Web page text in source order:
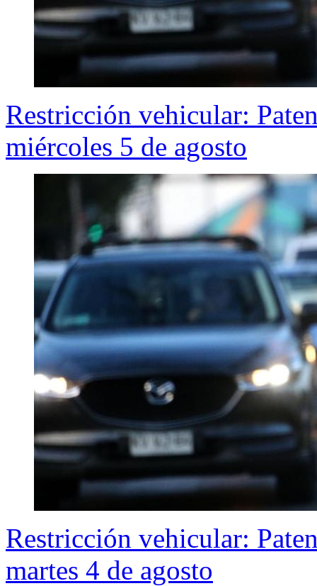
Restricción vehicular:
miércoles 5 de agosto
Restricción vehicular:
martes 4 de agosto